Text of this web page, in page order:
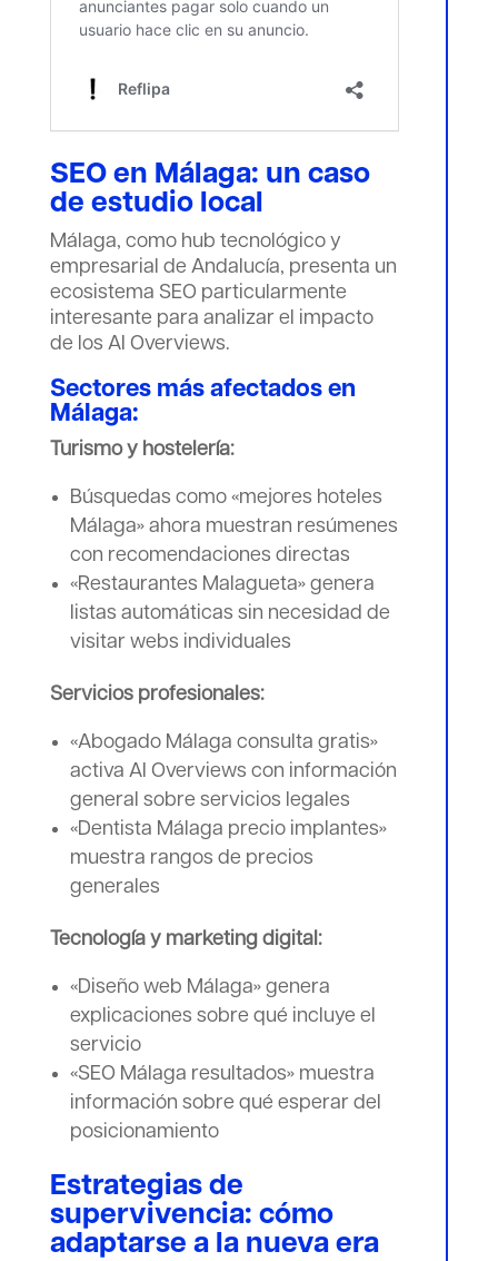
SEO en Málaga: un caso
de estudio local
Málaga, como hub tecnológico y
empresarial de Andalucía, presenta un
ecosistema SEO particularmente
interesante para analizar el impacto
de los AI Overviews.
Sectores más afectados en
Málaga:
Turismo y hostelería:
Búsquedas como «mejores hoteles
Málaga» ahora muestran resúmenes
con recomendaciones directas
«Restaurantes Malagueta» genera
listas automáticas sin necesidad de
visitar webs individuales
Servicios profesionales:
«Abogado Málaga consulta gratis»
activa AI Overviews con información
general sobre servicios legales
«Dentista Málaga precio implantes»
muestra rangos de precios
generales
Tecnología y marketing digital:
«Diseño web Málaga» genera
explicaciones sobre qué incluye el
servicio
«SEO Málaga resultados» muestra
información sobre qué esperar del
posicionamiento
Estrategias de
supervivencia: cómo
adaptarse a la nueva era